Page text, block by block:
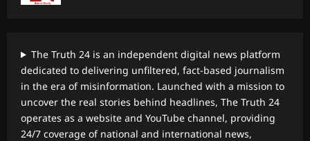
The Truth 24 is an independent digital news platform
dedicated to delivering unfiltered, fact-based journalism
in the era of misinformation. Launched with a mission to
uncover the real stories behind headlines, The Truth 24
operates as a website and YouTube channel, providing
24/7 coverage of national and international news,